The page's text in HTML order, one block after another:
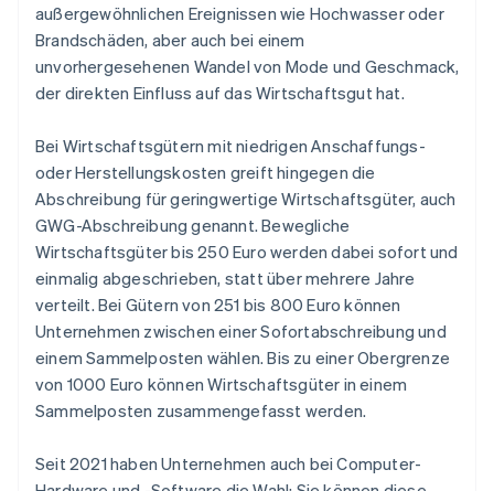
außergewöhnlichen Ereignissen wie Hochwasser oder
Brandschäden, aber auch bei einem
unvorhergesehenen Wandel von Mode und Geschmack,
der direkten Einfluss auf das Wirtschaftsgut hat.
Bei Wirtschaftsgütern mit niedrigen Anschaffungs-
oder Herstellungskosten greift hingegen die
Abschreibung für geringwertige Wirtschaftsgüter, auch
GWG-Abschreibung genannt. Bewegliche
Wirtschaftsgüter bis 250 Euro werden dabei sofort und
einmalig abgeschrieben, statt über mehrere Jahre
verteilt. Bei Gütern von 251 bis 800 Euro können
Unternehmen zwischen einer Sofortabschreibung und
einem Sammelposten wählen. Bis zu einer Obergrenze
von 1000 Euro können Wirtschaftsgüter in einem
Sammelposten zusammengefasst werden.
Seit 2021 haben Unternehmen auch bei Computer-